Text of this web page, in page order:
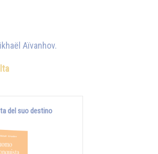
Aïvanhov.
del suo destino